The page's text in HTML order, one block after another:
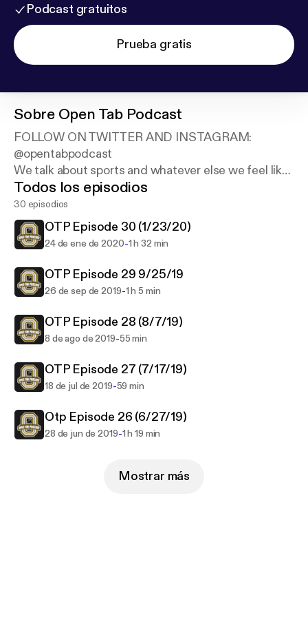
Podcast gratuitos
Prueba gratis
Sobre Open Tab Podcast
FOLLOW ON TWITTER AND INSTAGRAM:
@opentabpodcast
We talk about sports and whatever else we feel like
talking about. Hosted by Mike Kelly (@Mikelly_12)
and Vin Yodice (@VYodice)
Todos los episodios
30 episodios
OTP Episode 30 (1/23/20)
24 de ene de 2020-1 h 32 min
OTP Episode 29 9/25/19
26 de sep de 2019-1 h 5 min
OTP Episode 28 (8/7/19)
8 de ago de 2019-55 min
OTP Episode 27 (7/17/19)
18 de jul de 2019-59 min
Otp Episode 26 (6/27/19)
28 de jun de 2019-1 h 19 min
Mostrar más